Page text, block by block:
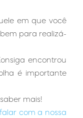
em que você
para realizá-
encontrou
é importante
mais!
com a nossa